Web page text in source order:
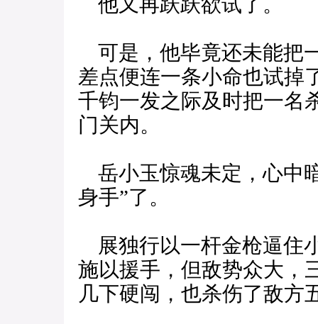
可是，他毕竟还未能把
差点便连一条小命也试掉
千钧一发之际及时把一名
门关内。
岳小玉惊魂未定，心中
身手”了。
展独行以一杆金枪逼住
施以援手，但敌势众大，
几下硬闯，也杀伤了敌方